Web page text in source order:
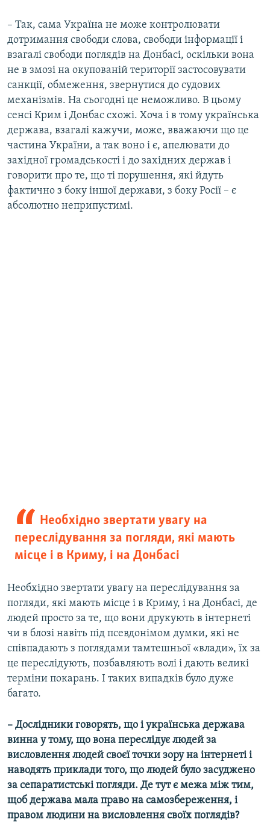
– Так, сама Україна не може контролювати
дотримання свободи слова, свободи інформації і
взагалі свободи поглядів на Донбасі, оскільки вона
не в змозі на окупованій території застосовувати
санкції, обмеження, звернутися до судових
механізмів. На сьогодні це неможливо. В цьому
сенсі Крим і Донбас схожі. Хоча і в тому українська
держава, взагалі кажучи, може, вважаючи що це
частина України, а так воно і є, апелювати до
західної громадськості і до західних держав і
говорити про те, що ті порушення, які йдуть
фактично з боку іншої держави, з боку Росії – є
абсолютно неприпустимі.
Необхідно звертати увагу на
переслідування за погляди, які мають
місце і в Криму, і на Донбасі
Необхідно звертати увагу на переслідування за
погляди, які мають місце і в Криму, і на Донбасі, де
людей просто за те, що вони друкують в інтернеті
чи в блозі навіть під псевдонімом думки, які не
співпадають з поглядами тамтешньої «влади», їх за
це переслідують, позбавляють волі і дають великі
терміни покарань. І таких випадків було дуже
багато.
– Дослідники говорять, що і українська держава
винна у тому, що вона переслідує людей за
висловлення людей своєї точки зору на інтернеті і
наводять приклади того, що людей було засуджено
за сепаратистські погляди. Де тут є межа між тим,
щоб держава мала право на самозбереження, і
правом людини на висловлення своїх поглядів?